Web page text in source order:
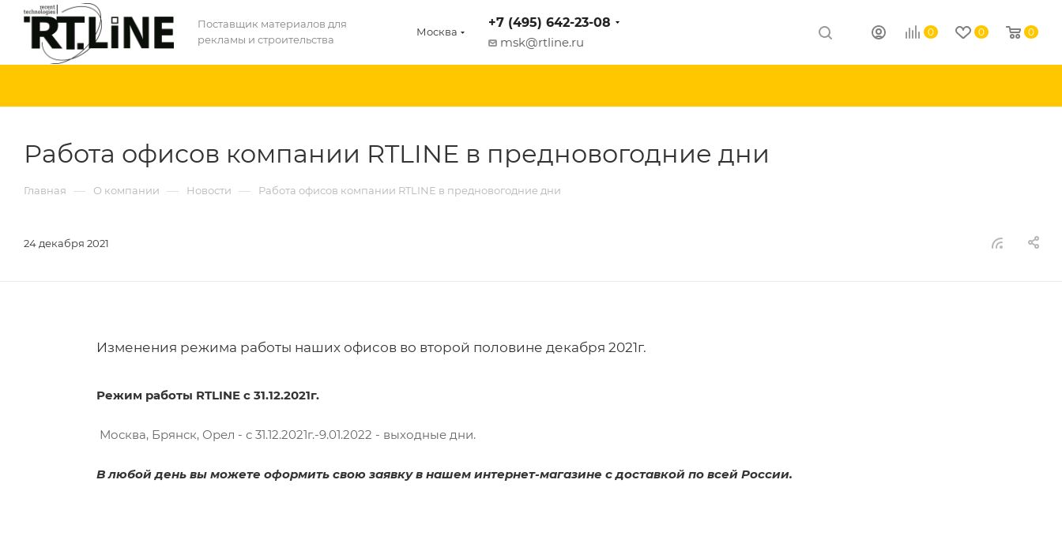
Поставщик материалов для
рекламы и строительства
Москва
+7 (495) 642-23-08
msk@rtline.ru
0 0 0
Работа офисов компании RTLINE в предновогодние дни
Главная — О компании — Новости — Работа офисов компании RTLINE в предновогодние дни
24 декабря 2021
Изменения режима работы наших офисов во второй половине декабря 2021г.
Режим работы RTLINE с 31.12.2021г.
Москва, Брянск, Орел - с 31.12.2021г.-9.01.2022 - выходные дни.
В любой день вы можете оформить свою заявку в нашем интернет-магазине с доставкой по всей России.